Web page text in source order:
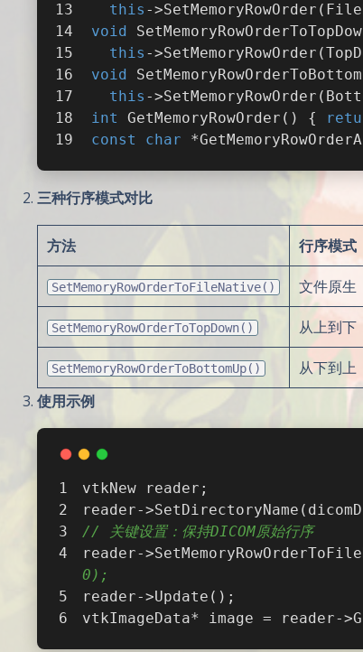
this -
void
this -
void
this -
int
GetMemoryRowOrder () {
const
char *
三种行序模式对比
方法 行序模式
SetMemoryRowOrderToFileNative() 文件原生
SetMemoryRowOrderToTopDown() 从上到下
SetMemoryRowOrderToBottomUp() 从下到上
使用示例
vtkNew reader;
reader-
// 关键设置：保持DICOM原始行序
reader-
0);
reader->Update();
vtkImageData* image = reader-